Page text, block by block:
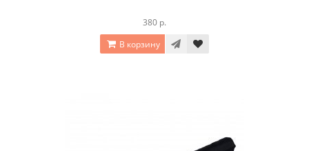
380 р.
В корзину